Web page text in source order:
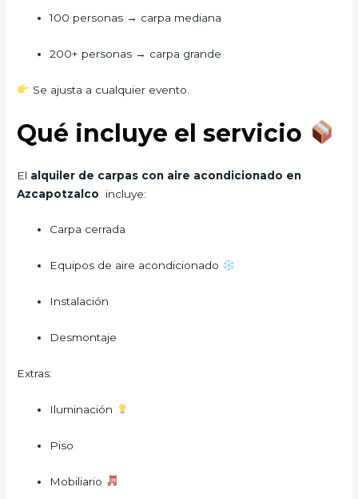
100 personas → carpa mediana
200+ personas → carpa grande
Se ajusta a cualquier evento.
Qué incluye el servicio
El alquiler de carpas con aire acondicionado en
Azcapotzalco
incluye:
Carpa cerrada
Equipos de aire acondicionado
Instalación
Desmontaje
Extras:
Iluminación
Piso
Mobiliario